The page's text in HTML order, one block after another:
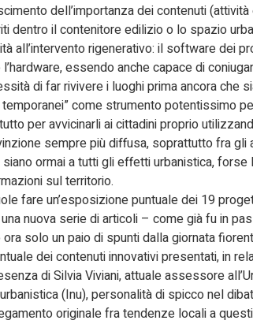
dell’importanza dei contenuti
dentro il contenitore edilizio o lo spazio
all’intervento rigenerativo: il software dei
essendo anche capace di
di far rivivere i luoghi prima ancora che
temporanei” come strumento potentissimo
per avvicinarli ai cittadini proprio
sempre più diffusa, soprattutto fra
siano ormai a tutti gli effetti urbanistica,
sul territorio.
fare un’esposizione puntuale dei 19
nuova serie di articoli – come già fu in
solo un paio di spunti dalla giornata
dei contenuti innovativi presentati, in
di Silvia Viviani, attuale assessore
(Inu), personalità di spicco nel
originale fra tendenze locali a